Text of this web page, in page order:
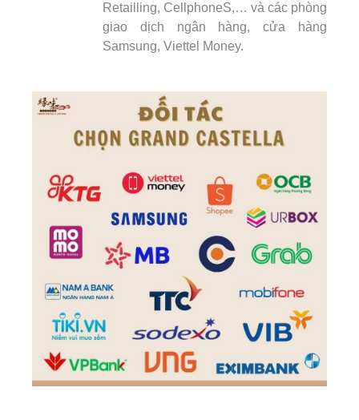
Retailling, CellphoneS,… và các phòng
giao dịch ngân hàng, cửa hàng
Samsung, Viettel Money.